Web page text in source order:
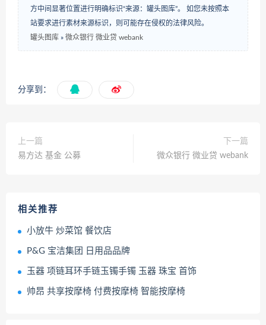
方中间显著位置进行明确标识“来源：罐头图库”。 如您未按照本
站要求进行素材来源标识，则可能存在侵权的法律风险。
罐头图库 » 微众银行 微业贷 webank
分享到：
上一篇
易方达 基金 公募
下一篇
微众银行 微业贷 webank
相关推荐
小放牛 炒菜馆 餐饮店
P&G 宝洁集团 日用品品牌
玉器 项链耳环手链玉镯手镯 玉器 珠宝 首饰
帅昂 共享按摩椅 付费按摩椅 智能按摩椅